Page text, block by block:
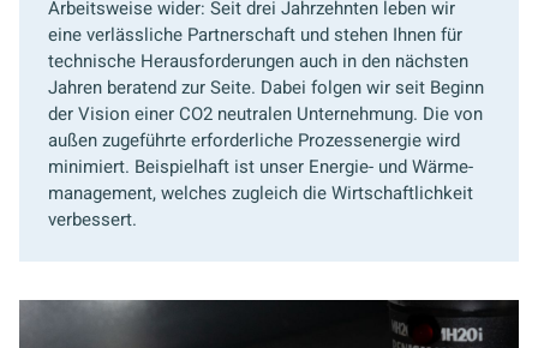
Arbeitsweise wider: Seit drei Jahrzehnten leben wir
eine verlässliche Partnerschaft und stehen Ihnen für
technische Herausforderungen auch in den nächsten
Jahren beratend zur Seite. Dabei folgen wir seit Beginn
der Vision einer CO2 neutralen Unternehmung. Die von
außen zugeführte erforderliche Prozessenergie wird
minimiert. Beispielhaft ist unser Energie- und Wärme-
management, welches zugleich die Wirtschaftlichkeit
verbessert.